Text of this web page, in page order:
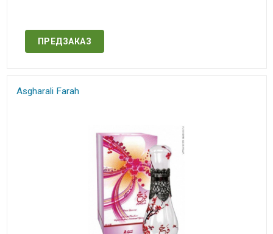
ПРЕДЗАКАЗ
Asgharali Farah